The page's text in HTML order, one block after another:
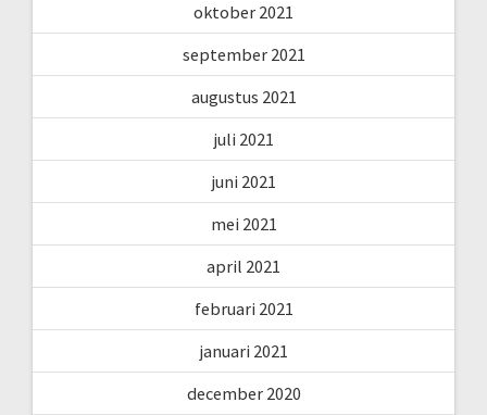
oktober 2021
september 2021
augustus 2021
juli 2021
juni 2021
mei 2021
april 2021
februari 2021
januari 2021
december 2020